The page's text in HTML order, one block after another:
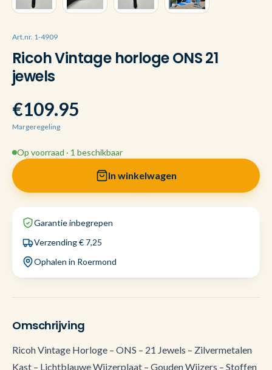
Art.nr. 1-4909
Ricoh Vintage horloge ONS 21
jewels
€109.95
Margeregeling
Op voorraad · 1 beschikbaar
In winkelwagen
Garantie inbegrepen
Verzending € 7,25
Ophalen in Roermond
Omschrijving
Ricoh Vintage Horloge – ONS – 21 Jewels – Zilvermetalen
Kast – Lichtblauwe Wijzerplaat – Gouden Wijzers – Stoffen